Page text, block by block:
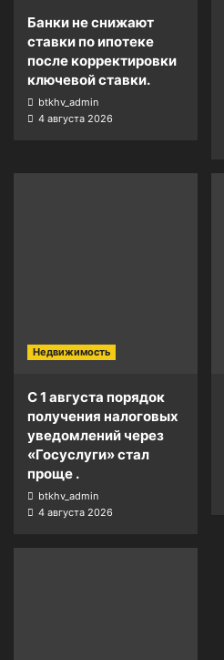
Банки не снижают
ставки по ипотеке
после корректировки
ключевой ставки.
btkhv_admin
4 августа 2026
Недвижимость
С 1 августа порядок
получения налоговых
уведомлений через
«Госуслуги» стал
проще .
btkhv_admin
4 августа 2026